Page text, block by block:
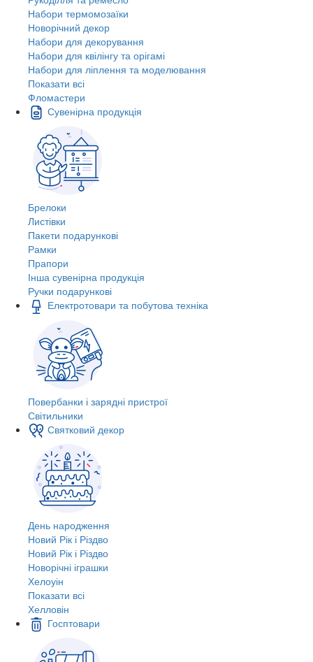
Набори термомозаїки
Новорічний декор
Набори для декорування
Набори для квілінгу та орігамі
Набори для ліплення та моделювання
Показати всі
Фломастери
Сувенірна продукція
Брелоки
Листівки
Пакети подарункові
Рамки
Прапори
Інша сувенірна продукція
Ручки подарункові
Електротовари та побутова техніка
Повербанки і зарядні пристрої
Світильники
Святковий декор
День народження
Новий Рік і Різдво
Новий Рік і Різдво
Новорічні іграшки
Хелоуін
Показати всі
Хелловін
Госптовари